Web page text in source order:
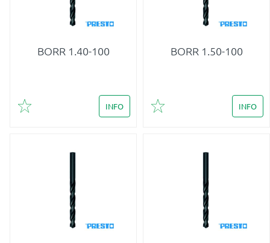
BORR 1.40-100
Lägg till i favoriter
INFO
BORR 1.50-100
Lägg till i favoriter
INFO